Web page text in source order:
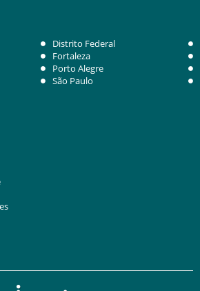
Distrito Federal
Fortaleza
Porto Alegre
São Paulo